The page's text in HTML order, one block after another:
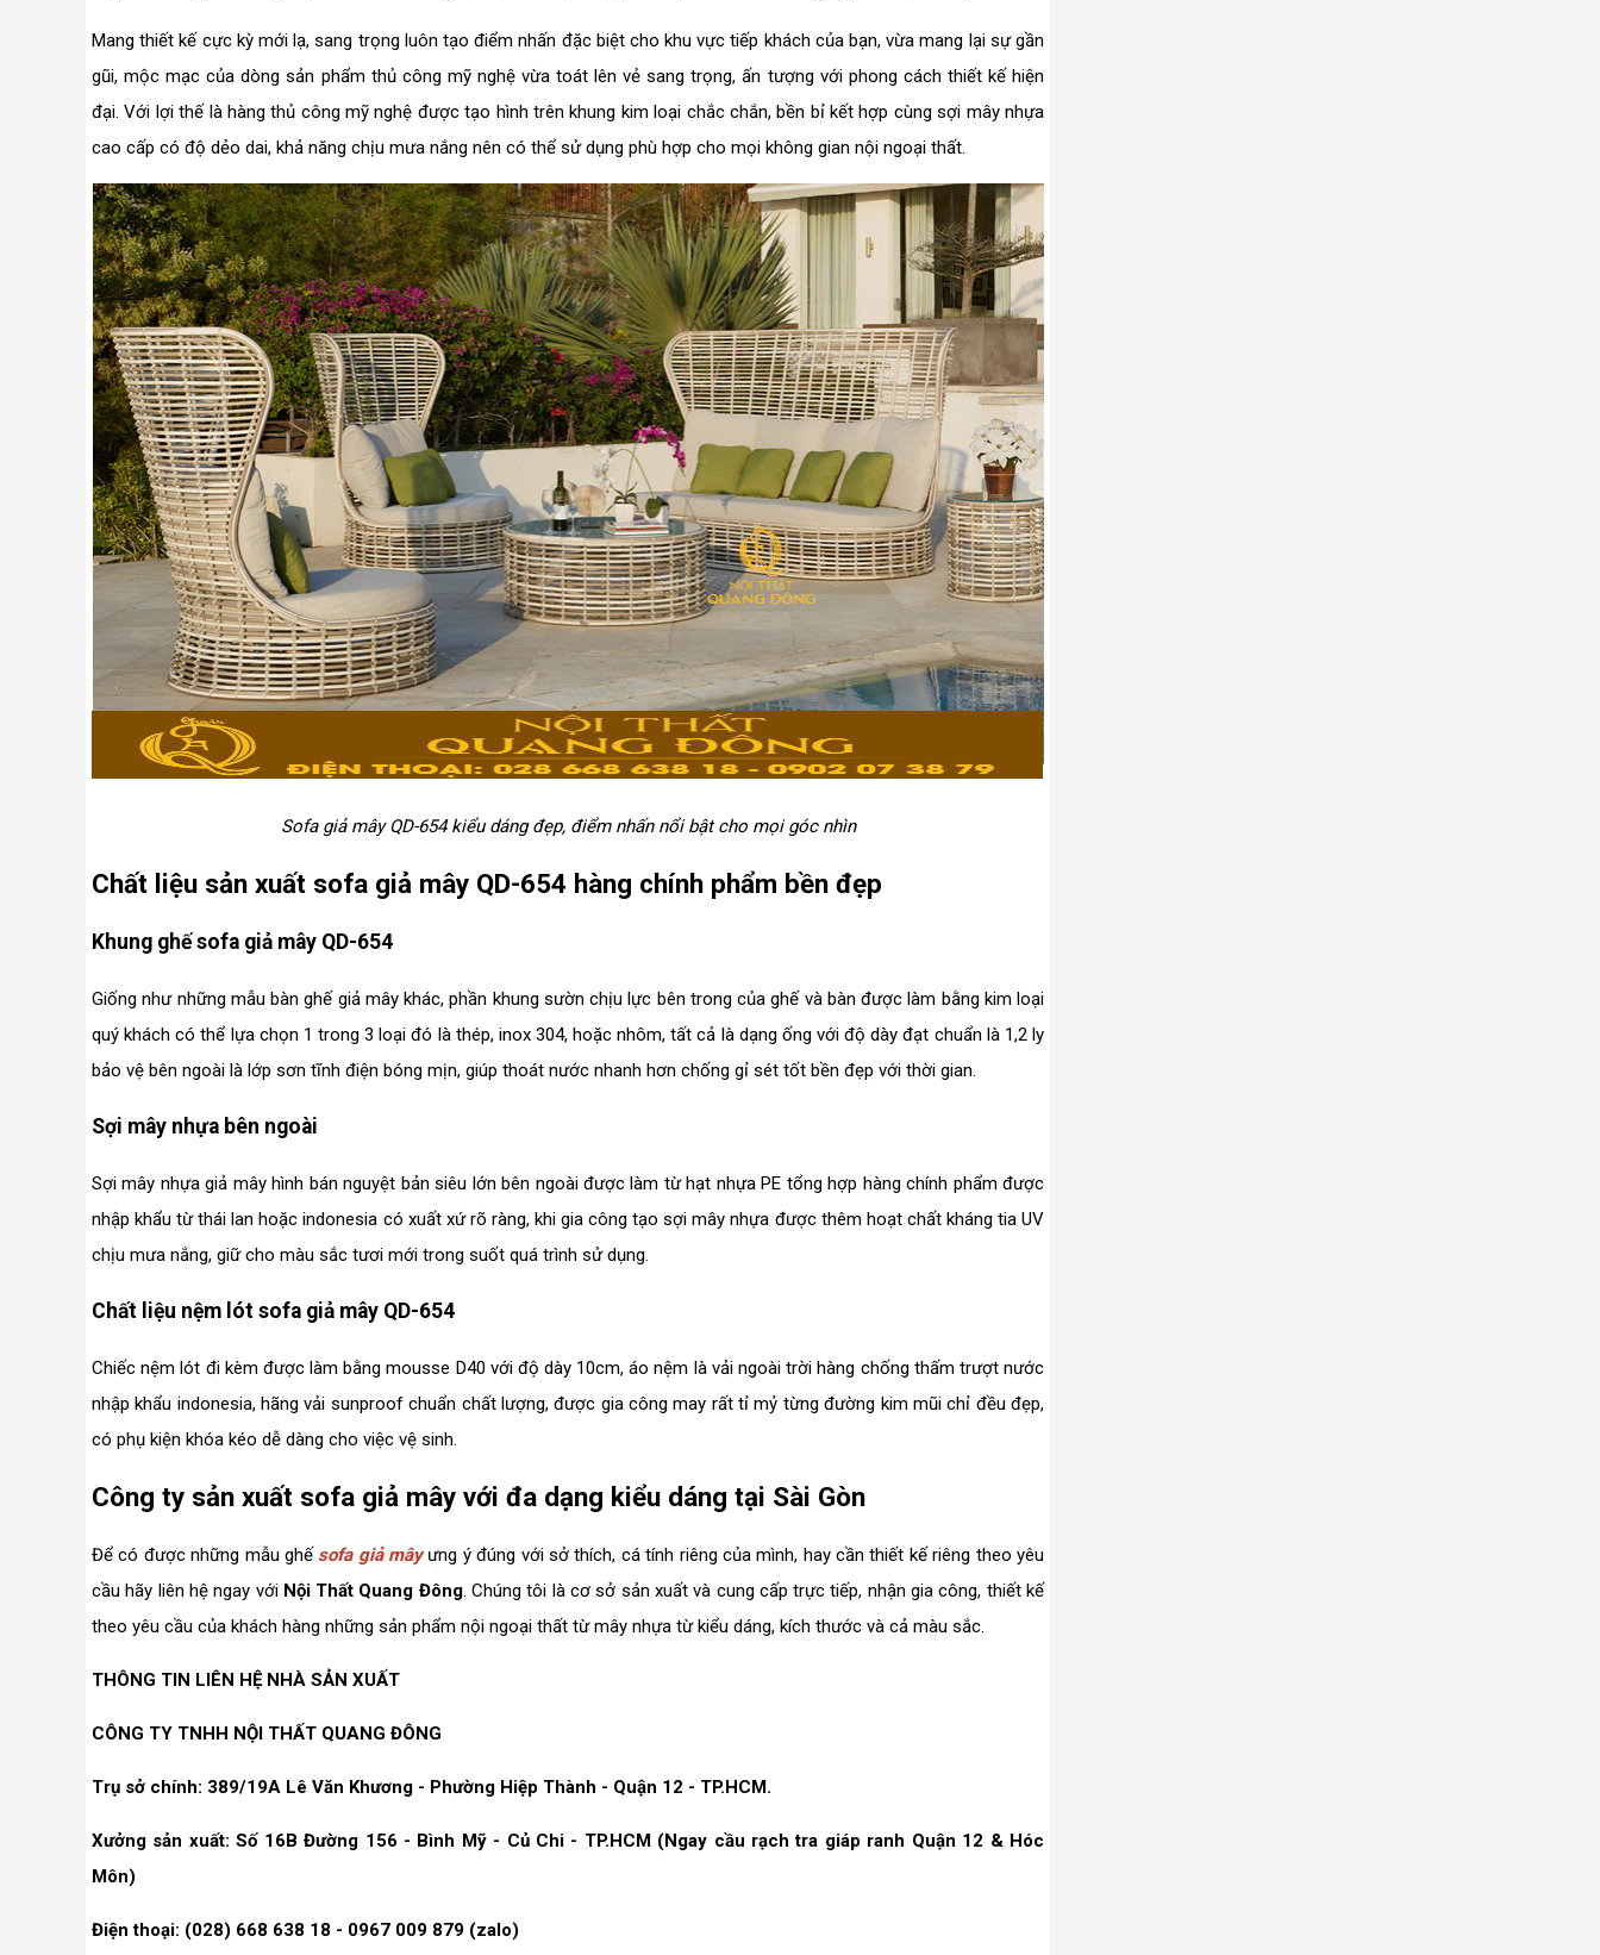
Mang thiết kế cực kỳ mới lạ, sang trọng luôn tạo điểm nhấn đặc biệt cho khu vực tiếp khách của bạn, vừa mang lại sự gần
gũi, mộc mạc của dòng sản phẩm thủ công mỹ nghệ vừa toát lên vẻ sang trọng, ấn tượng với phong cách thiết kế hiện
đại. Với lợi thế là hàng thủ công mỹ nghệ được tạo hình trên khung kim loại chắc chắn, bền bỉ kết hợp cùng sợi mây nhựa
cao cấp có độ dẻo dai, khả năng chịu mưa nắng nên có thể sử dụng phù hợp cho mọi không gian nội ngoại thất.
Sofa giả mây QD-654 kiểu dáng đẹp, điểm nhấn nổi bật cho mọi góc nhìn
Chất liệu sản xuất sofa giả mây QD-654 hàng chính phẩm bền đẹp
Khung ghế sofa giả mây QD-654
Giống như những mẫu bàn ghế giả mây khác, phần khung sườn chịu lực bên trong của ghế và bàn được làm bằng kim loại
quý khách có thể lựa chọn 1 trong 3 loại đó là thép, inox 304, hoặc nhôm, tất cả là dạng ống với độ dày đạt chuẩn là 1,2 ly
bảo vệ bên ngoài là lớp sơn tĩnh điện bóng mịn, giúp thoát nước nhanh hơn chống gỉ sét tốt bền đẹp với thời gian.
Sợi mây nhựa bên ngoài
Sợi mây nhựa giả mây hình bán nguyệt bản siêu lớn bên ngoài được làm từ hạt nhựa PE tổng hợp hàng chính phẩm được
nhập khẩu từ thái lan hoặc indonesia có xuất xứ rõ ràng, khi gia công tạo sợi mây nhựa được thêm hoạt chất kháng tia UV
chịu mưa nắng, giữ cho màu sắc tươi mới trong suốt quá trình sử dụng.
Chất liệu nệm lót sofa giả mây QD-654
Chiếc nệm lót đi kèm được làm bằng mousse D40 với độ dày 10cm, áo nệm là vải ngoài trời hàng chống thấm trượt nước
nhập khẩu indonesia, hãng vải sunproof chuẩn chất lượng, được gia công may rất tỉ mỷ từng đường kim mũi chỉ đều đẹp,
có phụ kiện khóa kéo dễ dàng cho việc vệ sinh.
Công ty sản xuất sofa giả mây với đa dạng kiểu dáng tại Sài Gòn
Để có được những mẫu ghếsofa giả mâyưng ý đúng với sở thích, cá tính riêng của mình, hay cần thiết kế riêng theo yêu
cầu hãy liên hệ ngay với Nội Thất Quang Đông. Chúng tôi là cơ sở sản xuất và cung cấp trực tiếp, nhận gia công, thiết kế
theo yêu cầu của khách hàng những sản phẩm nội ngoại thất từ mây nhựa từ kiểu dáng, kích thước và cả màu sắc.
THÔNG TIN LIÊN HỆ NHÀ SẢN XUẤT
CÔNG TY TNHH NỘI THẤT QUANG ĐÔNG
Trụ sở chính: 389/19A Lê Văn Khương - Phường Hiệp Thành - Quận 12 - TP.HCM.
Xưởng sản xuất: Số 16B Đường 156 - Bình Mỹ - Củ Chi - TP.HCM (Ngay cầu rạch tra giáp ranh Quận 12 & Hóc
Môn)
Điện thoại: (028) 668 638 18 - 0967 009 879 (zalo)